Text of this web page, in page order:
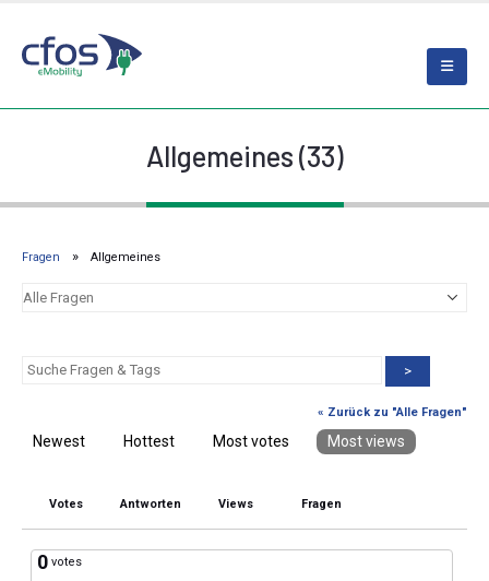
Allgemeines (33)
Fragen Allgemeines
>
« Zurück zu "Alle Fragen"
Newest Hottest Most votes Most views
Votes Antworten Views Fragen
0 votes